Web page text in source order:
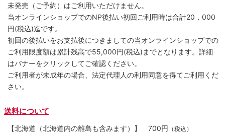
未発売（ご予約）はご利用いただけません。
当オンラインショップでのNP後払い初回ご利用時は合計20，000
円(税込)迄です。
初回の後払いをお支払後につきましての当オンラインショップでの
ご利用限度額は累計残高で55,000円(税込)までとなります。詳細
はバナーをクリックしてご確認ください。
ご利用者が未成年の場合、法定代理人の利用同意を得てご利用くだ
さい。
送料について
【北海道（北海道内の離島も含みます）】 700円 （税込）